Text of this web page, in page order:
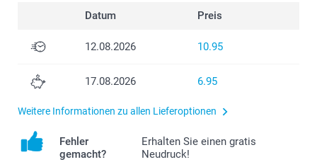
Datum Preis
12.08.2026 10.95
17.08.2026 6.95
Weitere Informationen zu allen Lieferoptionen
Fehler
gemacht?
Erhalten Sie einen gratis
Neudruck!